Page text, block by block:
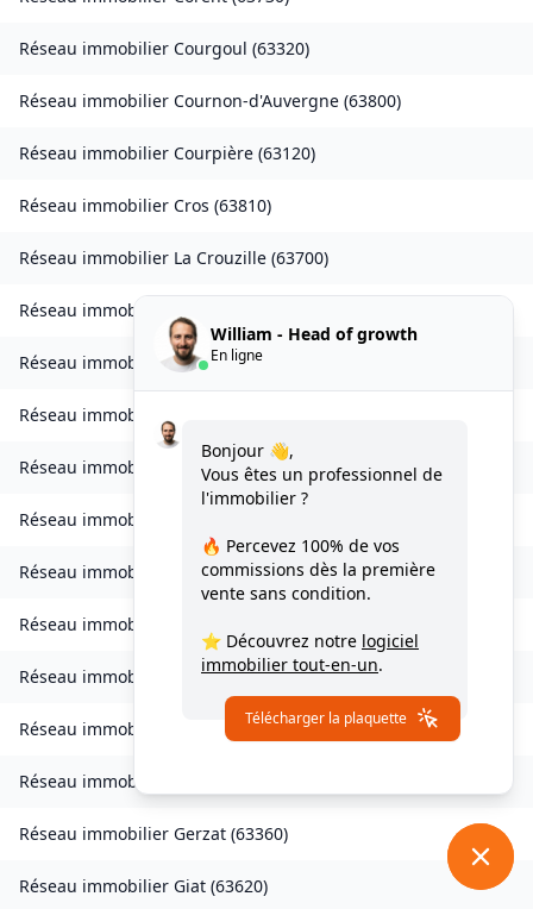
Réseau immobilier Courgoul (63320)
Réseau immobilier Cournon-d'Auvergne (63800)
Réseau immobilier Courpière (63120)
Réseau immobilier Cros (63810)
Réseau immobilier La Crouzille (63700)
Réseau immobilier
Réseau immobilierDurmignat(
Réseau immobilier
Réseau immobilier Égliseneuve-des-Liards(63490
Réseau immobilier
Réseau immobilier Escoutoux(63300)
Réseau immobilier
Réseau immobilier Espirat(63160)
Réseau immobilier Fayet-Ronaye(63630)
Réseau immobilier
Réseau immobilier Gerzat (63360)
Réseau immobilier Giat (63620)
William - Head of growth
En ligne
Bonjour 👋,
Vous êtes un professionnel de
l'immobilier ?
🔥 Percevez 100% de vos
commissions dès la première
vente sans condition.
⭐ Découvrez notre logiciel
immobilier tout-en-un.
Télécharger la plaquette